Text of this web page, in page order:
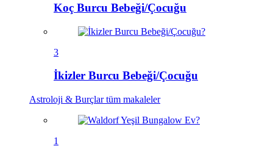
Koç Burcu Bebeği/Çocuğu
3
İkizler Burcu Bebeği/Çocuğu
Astroloji & Burçlartüm makaleler
1